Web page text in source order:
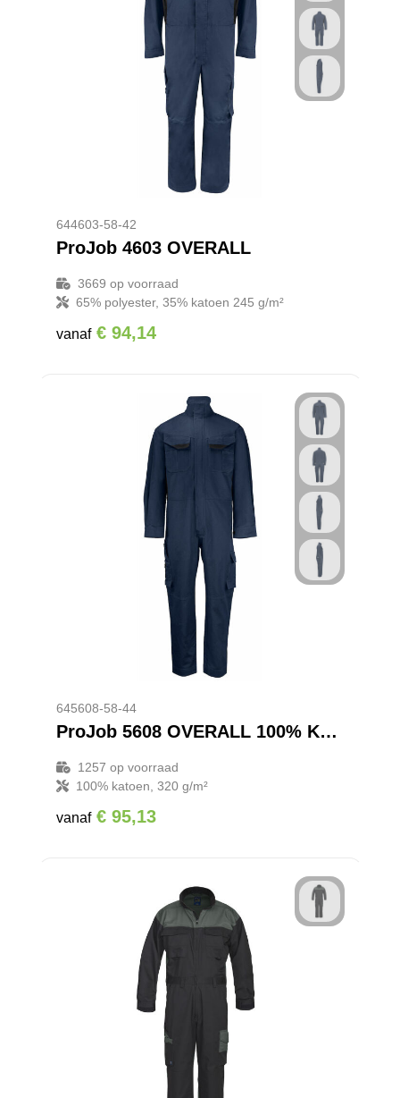
644603-58-42
ProJob 4603 OVERALL
3669 op voorraad
65% polyester, 35% katoen 245 g/m²
vanaf € 94,14
645608-58-44
ProJob 5608 OVERALL 100% KATOEN MET KNIEZAKKEN
1257 op voorraad
100% katoen, 320 g/m²
vanaf € 95,13